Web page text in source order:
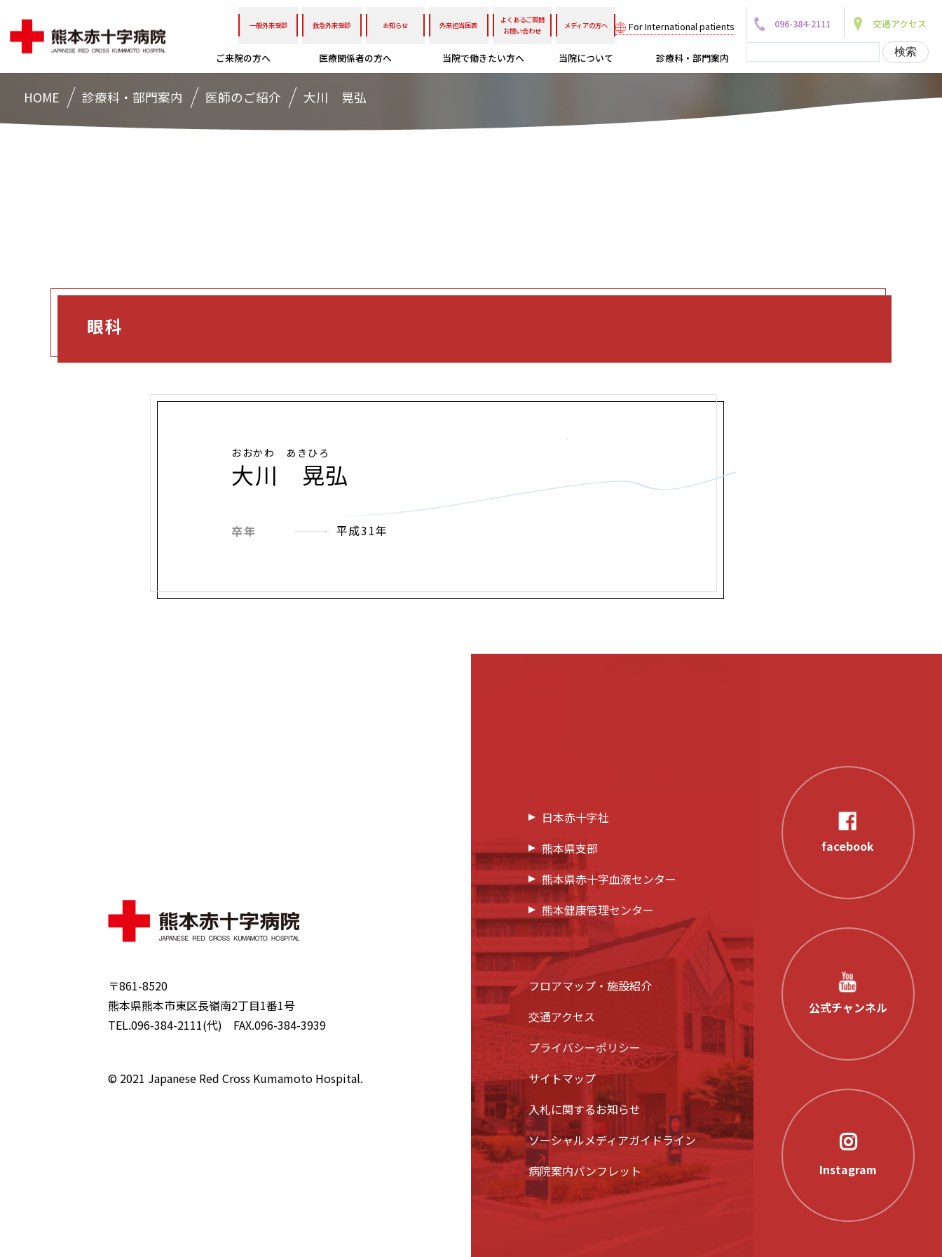
一般外来受診 救急外来受診 お知らせ 外来担当医表
よくあるご質問
お問い合わせ
メディアの方へ For International patients
ご来院の方へ 医療関係者の方へ 当院で働きたい方へ 当院について 診療科・部門案内
096-384-2111 交通アクセス
HOME 診療科・部門案内 医師のご紹介 大川 晃弘
眼科
おおかわ あきひろ
大川 晃弘
卒年 平成31年
〒861-8520
熊本県熊本市東区長嶺南2丁目1番1号
TEL.096-384-2111(代) FAX.096-384-3939
© 2021 Japanese Red Cross Kumamoto Hospital.
日本赤十字社
熊本県支部
熊本県赤十字血液センター
熊本健康管理センター
フロアマップ・施設紹介
交通アクセス
プライバシーポリシー
サイトマップ
入札に関するお知らせ
ソーシャルメディアガイドライン
病院案内パンフレット
facebook
公式チャンネル
Instagram